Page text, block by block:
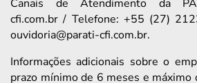
Canais de Atendimento da
cfi.com.br / Telefone: +55 (27)
ouvidoria@parati-cfi.com.br.
Informações adicionais sobre o
prazo mínimo de 6 meses e